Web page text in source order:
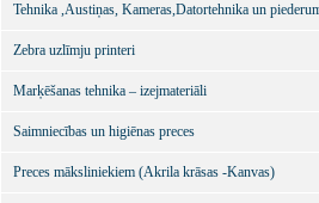
Tehnika ,Austiņas, Kameras,Datortehnika un
Zebra uzlīmju printeri
Marķēšanas tehnika – izejmateriāli
Saimniecības un higiēnas preces
Preces māksliniekiem (Akrila krāsas -Kanvas)